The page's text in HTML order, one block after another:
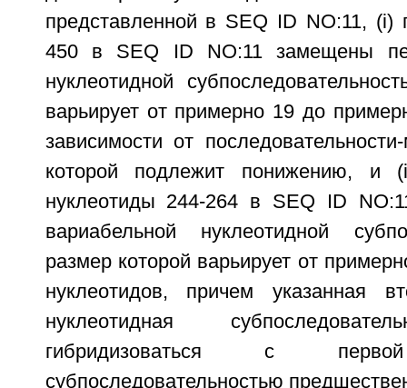
представленной в SEQ ID NO:11, (i)
450 в SEQ ID NO:11 замещены
нуклеотидной
варьирует от примерно 19 до
зависимости от
которой подлежит понижению, и
нуклеотиды 244-264 в SEQ ID
вариабельной нуклеотидной
размер которой варьирует от
нуклеотидов, причем указанная
нуклеотидная
гибридизоваться с
субпоследовательностью